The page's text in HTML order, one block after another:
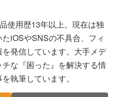
使用歴13年以上。現在は独
iOSやSNSの不具合、フィ
発信しています。大手メデ
な『困った』を解決する情
執筆しています。